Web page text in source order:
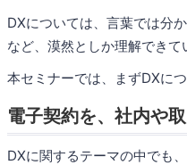
DXについては、言葉では分
など、漠然としか理解できて
本セミナーでは、まずDXに
電子契約を、社内や
DXに関するテーマの中でも